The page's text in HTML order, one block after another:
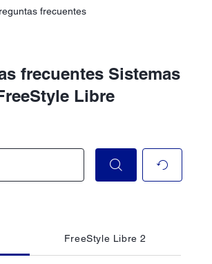
frecuentes
frecuentes Sistemas
Libre
FreeStyle Libre 2